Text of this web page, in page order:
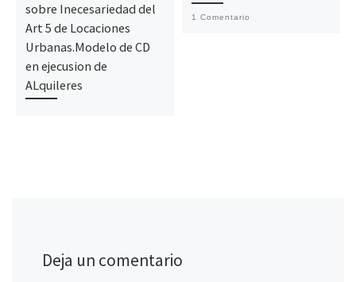
sobre Inecesariedad del
Art 5 de Locaciones
Urbanas.Modelo de CD
en ejecusion de
ALquileres
1 Comentario
Deja un comentario